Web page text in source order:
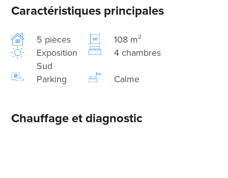
Caractéristiques principales
5 pièces
108 m²
Exposition
Sud
4 chambres
Parking
Calme
Chauffage et diagnostic